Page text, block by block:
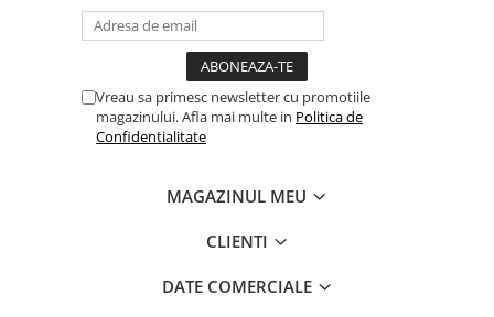
Carte Prescolara, Joc
Carti cartonate
Vreau sa primesc newsletter cu promotiile
magazinului. Afla mai multe in Politica de
Confidentialitate
MAGAZINUL MEU
CLIENTI
DATE COMERCIALE